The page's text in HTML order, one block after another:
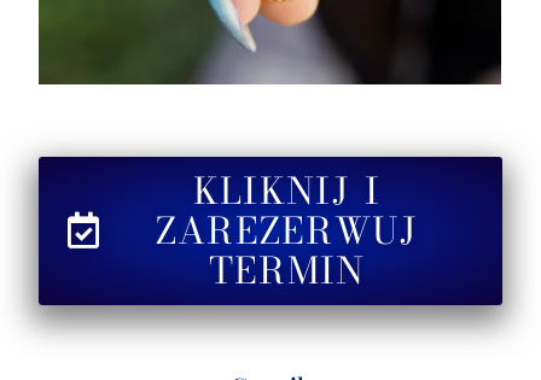
KLIKNIJ I
ZAREZERWUJ
TERMIN